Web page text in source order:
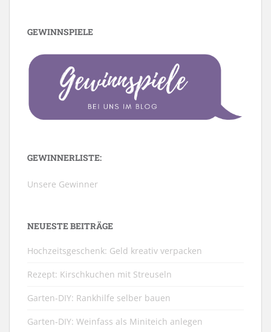
GEWINNSPIELE
GEWINNERLISTE:
Unsere Gewinner
NEUESTE BEITRÄGE
Hochzeitsgeschenk: Geld kreativ verpacken
Rezept: Kirschkuchen mit Streuseln
Garten-DIY: Rankhilfe selber bauen
Garten-DIY: Weinfass als Miniteich anlegen